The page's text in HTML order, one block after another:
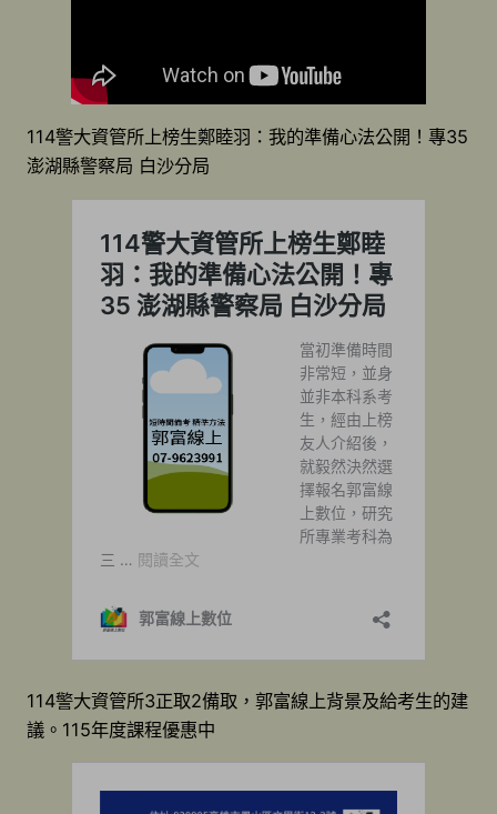
114警大資管所上榜生鄭睦羽：我的準備心法公開！專35
澎湖縣警察局 白沙分局
114警大資管所3正取2備取，郭富線上背景及給考生的建
議。115年度課程優惠中